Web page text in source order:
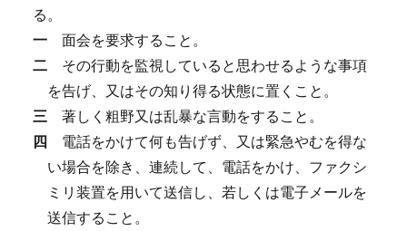
る。
一 面会を要求すること。
二 その行動を監視していると思わせるような事項
を告げ、又はその知り得る状態に置くこと。
三 著しく粗野又は乱暴な言動をすること。
四 電話をかけて何も告げず、又は緊急やむを得な
い場合を除き、連続して、電話をかけ、ファクシ
ミリ装置を用いて送信し、若しくは電子メールを
送信すること。